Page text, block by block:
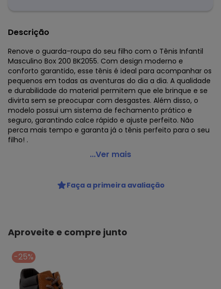
Descrição
Renove o guarda-roupa do seu filho com o Tênis Infantil
Masculino Box 200 BK2055. Com design moderno e
conforto garantido, esse tênis é ideal para acompanhar os
pequenos em todas as aventuras do dia a dia. A qualidade
e durabilidade do material permitem que ele brinque e se
divirta sem se preocupar com desgastes. Além disso, o
modelo possui um sistema de fechamento prático e
seguro, garantindo calce rápido e ajuste perfeito. Não
perca mais tempo e garanta já o tênis perfeito para o seu
filho! .
Box 200 - Tênis Infantil Box 200 Bk2055 - Café
MODELO : 1782055
REFERENCIA : BK2055
MATERIAL INTERNO : Têxtil
ACABAMENTO : Colado/Costurado
GÊNERO : Male
GRUPO DE IDADE : Infant
MATERIAL DO SAPATO : Sintético/Mesh
ESTILO DO TÊNIS : Urbano
...Ver mais
Faça a primeira avaliação
Aproveite e compre junto
-25%